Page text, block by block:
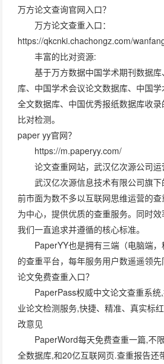
万方论文查询官网入口？
万方论文查重入口：
https://qkcnki.chachongz.com/
丰富的比对资源:
基于万方数据中国学术期刊数据
库、中国学术会议论文数据库、中国
全文数据库、中国优秀报纸数据库收
比对检测。
paper yy官网？
https://m.paperyy.com/
论文查重网站，武汉亿次源公司运
武汉亿次源信息技术有限公司旗
前市面为数不多以互联网思维运营的
为中心，提供优质的查重服务。同时
我们一直追求并遵循的核心标准。
PaperYY也是拥有三端（电脑端，
的查重平台，每年服务用户数遥遥领先
论文免费查重入口？
PaperPass权威中文论文查重系
业论文检测服务,快捷、精准、真实标
改意见
PaperWord每天免费查重一篇,不
全数据库,和20亿互联网页.查重报告还